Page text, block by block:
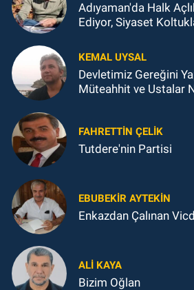
Adıyaman'da Halk
Ediyor, Siyaset
KEMAL UYSAL
Devletimiz Gereğini Yaptı…
Müteahhit ve Ustalar
FAHRETTIN ÇELİK
Tutdere'nin Partisi
EBUBEKIR AYTEKIN
Enkazdan Çalınan
ALI KAYA
Bizim Oğlan